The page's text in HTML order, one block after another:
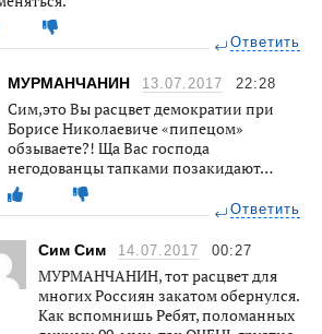
Ответить
МУРМАНЧАНИН 13.07.2017 22:28
Сим,это Вы расцвет демократии при
Борисе Николаевиче «пипецом»
обзываете?! Ща Вас господа
негодованцы тапками позакидают…
Ответить
Сим Сим 14.07.2017 00:27
МУРМАНЧАНИН, тот расцвет для
многих Россиян закатом обернулся.
Как вспомнишь Ребят, поломанных